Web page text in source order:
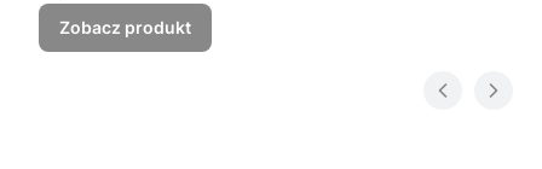
Zobacz produkt